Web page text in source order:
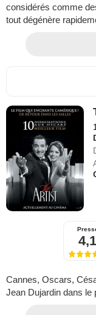
considérés comme
tout dégénère
4,1
Cannes, Oscars,
Jean Dujardin dans le